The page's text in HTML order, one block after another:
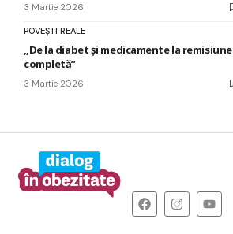
3 Martie 2026
POVEȘTI REALE
„De la diabet și medicamente la remisiune
completă”
3 Martie 2026